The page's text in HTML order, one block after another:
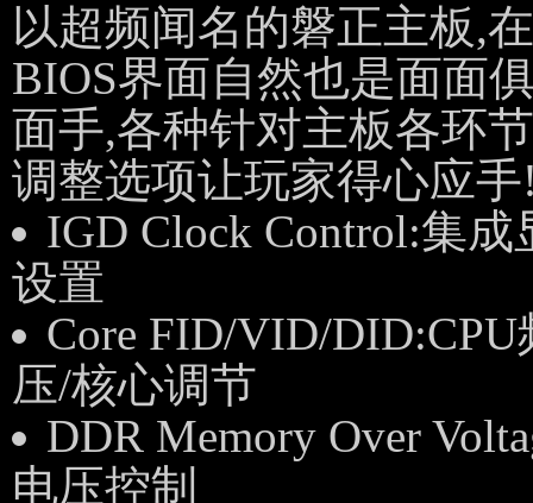
以超频闻名的磐正主板,
BIOS界面自然也是面面
面手,各种针对主板各环
调整选项让玩家得心应
IGD Clock Control:集成
设置
Core FID/VID/
压/核心调节
DDR Memory Over
电压控制